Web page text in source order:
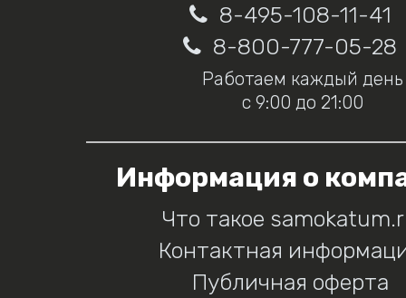
8-495-108-11-41
8-800-777-05-28
Работаем каждый день
с 9:00 до 21:00
Информация о
Что такое
Контактная
Публичная оферта